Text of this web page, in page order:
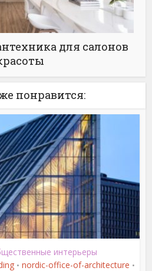
для салонов
понравится:
интерьеры
• nordic-office-of-architecture •